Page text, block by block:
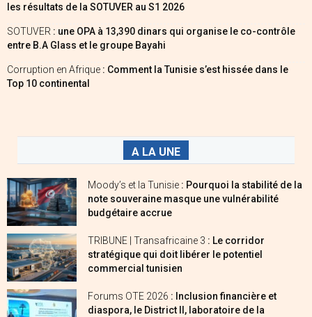
les résultats de la SOTUVER au S1 2026
SOTUVER : une OPA à 13,390 dinars qui organise le co-contrôle
entre B.A Glass et le groupe Bayahi
Corruption en Afrique : Comment la Tunisie s’est hissée dans le
Top 10 continental
A LA UNE
Moody’s et la Tunisie : Pourquoi la stabilité de la
note souveraine masque une vulnérabilité
budgétaire accrue
TRIBUNE | Transafricaine 3 : Le corridor
stratégique qui doit libérer le potentiel
commercial tunisien
Forums OTE 2026 : Inclusion financière et
diaspora, le District II, laboratoire de la